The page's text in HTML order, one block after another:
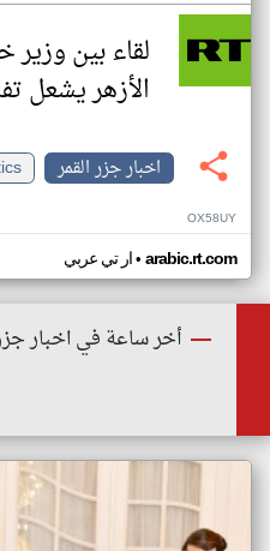
لقاء بين
الأزهر يشعل
اخبار جزر القمر
OX58UY
ار تي عربي• arabic.rt.com
أخر ساعة في اخبار